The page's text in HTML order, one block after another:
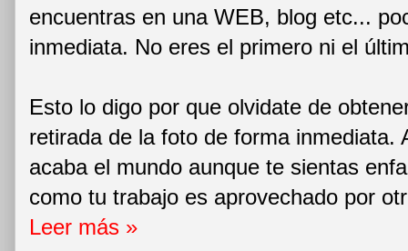
encuentras en una WEB, blog etc...
inmediata. No eres el primero ni el
Esto lo digo por que olvidate de
retirada de la foto de forma inmediata.
acaba el mundo aunque te sientas
como tu trabajo es aprovechado por
Leer más »